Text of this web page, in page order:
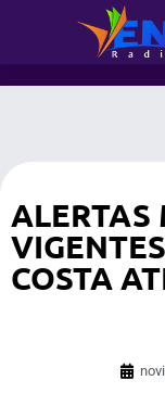
ALERTAS
COSTA